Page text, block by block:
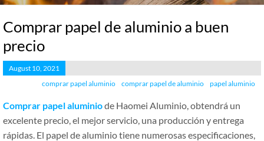
Comprar papel de aluminio a buen
precio
August 10, 2021
comprar papel aluminio
comprar papel de aluminio papel aluminio
Comprar papel aluminiode Haomei Aluminio, obtendrá un
excelente precio, el mejor servicio, una producción y entrega
rápidas. El papel de aluminio tiene numerosas especificaciones,